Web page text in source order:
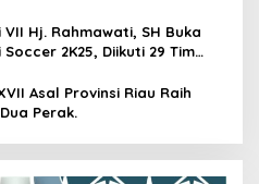
Hj. Rahmawati, SH Buka
2K25, Diikuti 29 Tim
Asal Provinsi Riau Raih
Perak.